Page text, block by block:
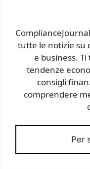
tutte le notizie su
e business.
tendenze
consigli
comprendere
Per